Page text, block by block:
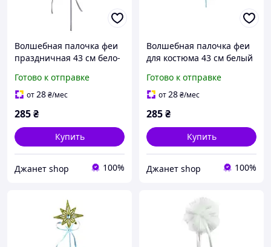
Волшебная палочка феи
праздничная 43 см бело-
Готово к отправке
от28₴/мес
285₴
Купить
Джанет shop 100%
Волшебная палочка феи
для костюма 43 см белый
Готово к отправке
от28₴/мес
285₴
Купить
Джанет shop 100%